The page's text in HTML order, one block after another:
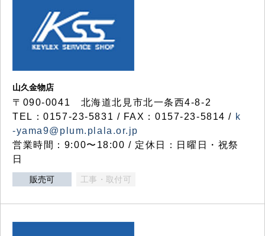
山久金物店
〒090-0041 北海道北見市北一条西4-8-2
TEL：0157-23-5831 / FAX：0157-23-5814 / k
-yama9@plum.plala.or.jp
営業時間：9:00〜18:00 / 定休日：日曜日・祝祭
日
販売可 工事・取付可